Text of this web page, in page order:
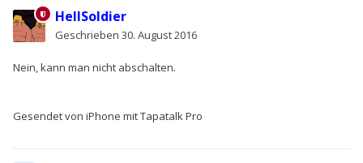
HellSoldier
Geschrieben 30. August 2016
Nein, kann man nicht abschalten.
Gesendet von iPhone mit Tapatalk Pro